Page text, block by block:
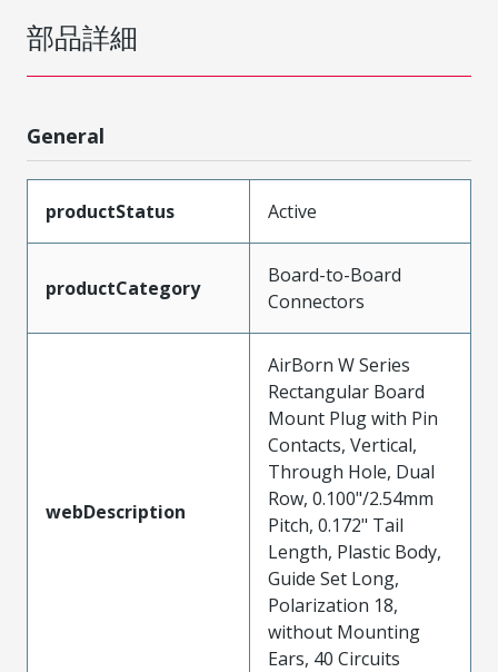
部品詳細
General
productStatus Active
productCategory
Board-to-Board
Connectors
webDescription
AirBorn W Series
Rectangular Board
Mount Plug with Pin
Contacts, Vertical,
Through Hole, Dual
Row, 0.100"/2.54mm
Pitch, 0.172" Tail
Length, Plastic Body,
Guide Set Long,
Polarization 18,
without Mounting
Ears, 40 Circuits